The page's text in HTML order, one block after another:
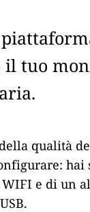
il tuo
qualità
hai
WIFI e di un